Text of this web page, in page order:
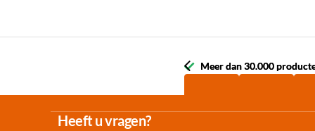
Meer dan 30.000
Meer dan 30.000
Heeft u vragen?